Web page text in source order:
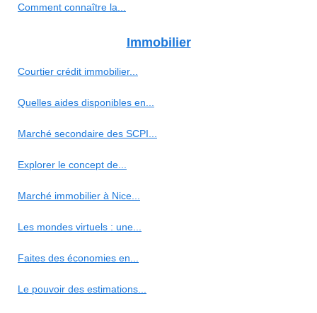
Comment connaître la...
Immobilier
Courtier crédit immobilier...
Quelles aides disponibles en...
Marché secondaire des SCPI...
Explorer le concept de...
Marché immobilier à Nice...
Les mondes virtuels : une...
Faites des économies en...
Le pouvoir des estimations...